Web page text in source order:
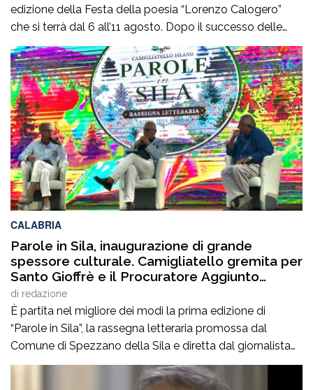
edizione della Festa della poesia “Lorenzo Calogero”
che si terrà dal 6 all’11 agosto. Dopo il successo delle
prime due edizioni, nel 2024 e nel 2025, che hanno
portato nell’entroterra calabrese autorevoli protagonisti
della cultura italiana e internazionale, anche per
quest’annoLYRIKS – Laboratorio Interdisciplinare […]
CALABRIA
Parole in Sila, inaugurazione di grande
spessore culturale. Camigliatello gremita per
Santo Gioffrè e il Procuratore Aggiunto
Stefano Musolino
di redazione
È partita nel migliore dei modi la prima edizione di
“Parole in Sila”, la rassegna letteraria promossa dal
Comune di Spezzano della Sila e diretta dal giornalista
Pasquale Motta, che fino al 19 agosto porterà a
Camigliatello Silano alcuni tra i più autorevoli